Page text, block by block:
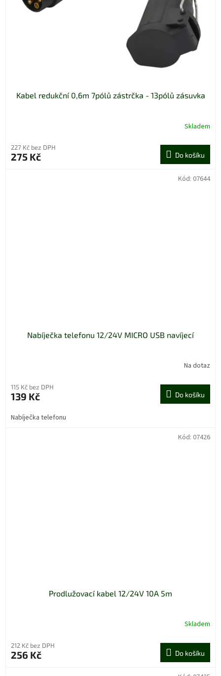
Kabel redukční 0,6m 7pólů zástrčka - 13pólů zásuvka
Skladem
227 Kč bez DPH
275 Kč Do košíku
Nabíječka telefonu 12/24V MICRO USB navíjecí
Na dotaz
115 Kč bez DPH
139 Kč Do košíku
Nabíječka telefonu
Kód: 07644
Prodlužovací kabel 12/24V 10A 5m
Skladem
212 Kč bez DPH
256 Kč Do košíku
Kód: 07426